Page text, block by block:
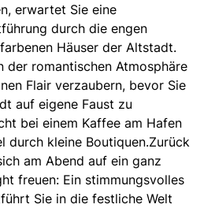
erwartet Sie eine
durch die engen
Häuser der Altstadt.
der romantischen Atmosphäre
Flair verzaubern, bevor Sie
auf eigene Faust zu
bei einem Kaffee am Hafen
durch kleine Boutiquen.Zurück
am Abend auf ein ganz
freuen: Ein stimmungsvolles
Sie in die festliche Welt